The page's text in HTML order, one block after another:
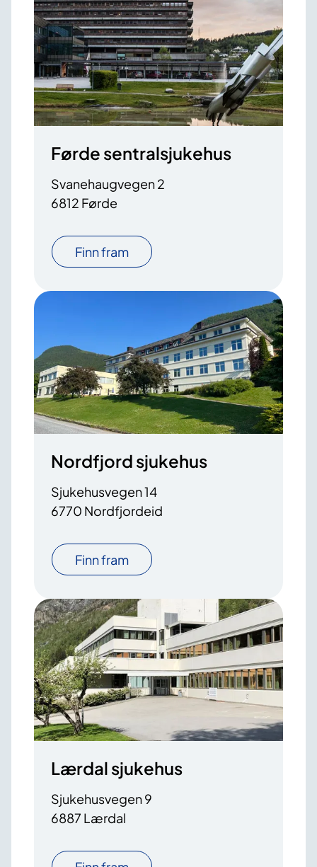
Førde sentralsjukehus
Svanehaugvegen 2
6812 Førde
Finn fram
Nordfjord sjukehus
Sjukehusvegen 14
6770 Nordfjordeid
Finn fram
Lærdal sjukehus
Sjukehusvegen 9
6887 Lærdal